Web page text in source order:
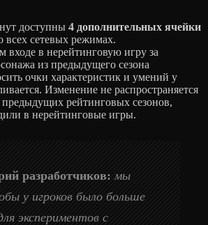
доступны 4 дополнительных ячейки
всех сетевых режимах.
входе в нерейтинговую игру за
из предыдущего сезона
очки характеристик и умений у
Изменение не распространяется
рейтинговых сезонов,
в нерейтинговые игры.
разработчиков: мы
у игроков было больше
экспериментов с